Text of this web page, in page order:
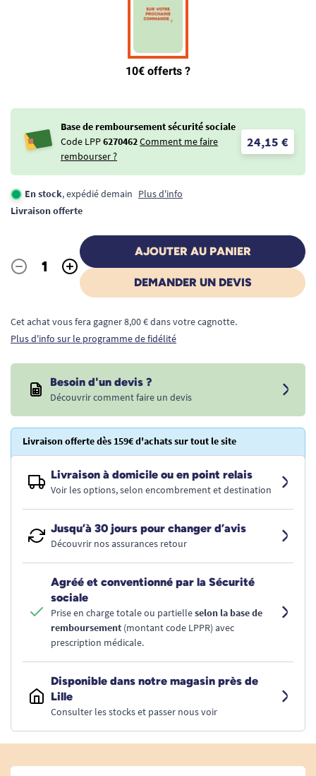
Base de remboursement sécurité sociale
Code LPP6270462Comment me faire
rembourser ?
24,15 €
En stock, expédié demain Plus d'info
Livraison offerte
Quantité
- +
AJOUTER AU PANIER
DEMANDER UN DEVIS
Cet achat vous fera gagner 8,00 € dans votre cagnotte.
Plus d'info sur le programme de fidélité
Besoin d'un devis ?
Découvrir comment faire un devis
Livraison offerte dès 159€ d'achats sur tout le site
Livraison à domicile ou en point relais
Voir les options, selon encombrement et destination
Jusqu’à 30 jours pour changer d’avis
Découvrir nos assurances retour
Agréé et conventionné par la Sécurité
sociale
Prise en charge totale ou partielleselon la base de
remboursement (montant code LPPR) avec
prescription médicale.
Disponible dans notre magasin près de
Lille
Consulter les stocks et passer nous voir